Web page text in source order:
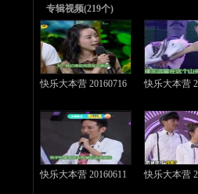
专辑视频(219个)
快乐大本营 20160716 快乐大本营
快乐大本营 20160611 快乐大本营